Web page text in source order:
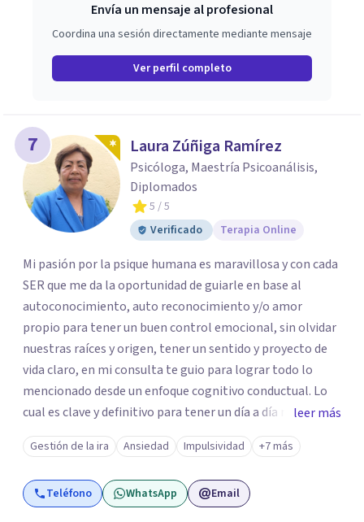
Envía un mensaje al profesional
Coordina una sesión directamente mediante mensaje
Ver perfil completo
7 Laura Zúñiga Ramírez
Psicóloga, Maestría Psicoanálisis,
Diplomados
5 / 5
Verificado
Terapia Online
Mi pasión por la psique humana es maravillosa y con cada
SER que me da la oportunidad de guiarle en base al
autoconocimiento, auto reconocimiento y/o amor
propio para tener un buen control emocional, sin olvidar
nuestras raíces y origen, tener un sentido y proyecto de
vida claro, en mi consulta te guio para lograr todo lo
mencionado desde un enfoque cognitivo conductual. Lo
cual es clave y definitivo para tener un día a día mucho
mas llevadero y productivo. Aún cuando también en base
a la problemática sugiero trabajar desde un enfoque
psicoanalítico.
leer más
Gestión de la ira Ansiedad Impulsividad +7 más
Teléfono WhatsApp Email